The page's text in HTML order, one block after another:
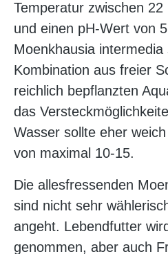
Temperatur zwischen 22
und einen pH-Wert von
Moenkhausia intermedia
Kombination aus freier
reichlich bepflanzten
das
Wasser sollte eher
von maximal 10-15.
Die allesfressenden
sind nicht sehr
angeht. Lebendfutter
genommen, aber auch